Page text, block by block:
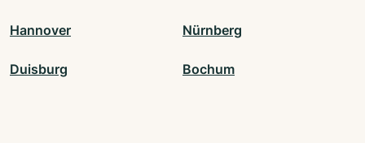
Hannover Nürnberg
Duisburg Bochum